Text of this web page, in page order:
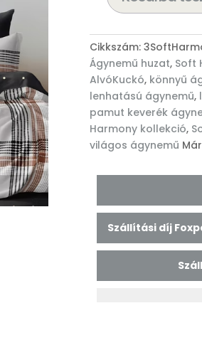
Pamut
részes
ágyneműhuzat
Soft
Harmony
–
Linen
Breeze
mennyiség
Cikkszám:
Ágynemű huzat, Soft
AlvóKuckó, könnyű
lenhatású ágynemű,
pamut keverék
Harmony kollekció,
világos ágynemű
Szállítási díj